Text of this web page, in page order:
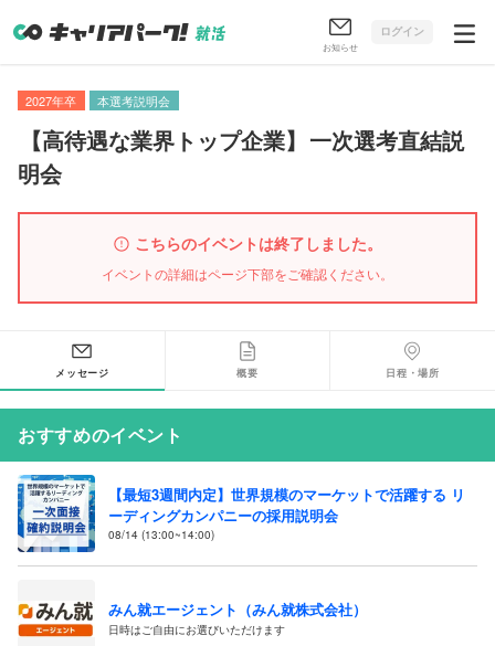
お知らせ
ログイン
2027年卒 本選考説明会
【高待遇な業界トップ企業】 一次選考直結説
明会
こちらのイベントは終了しました。
イベントの詳細はページ下部をご確認ください。
メッセージ 概要 日程・場所
おすすめのイベント
【最短3週間内定】世界規模のマーケットで活躍する リ
ーディングカンパニーの採用説明会
08/14 (13:00~14:00)
みん就エージェント（みん就株式会社）
日時はご自由にお選びいただけます